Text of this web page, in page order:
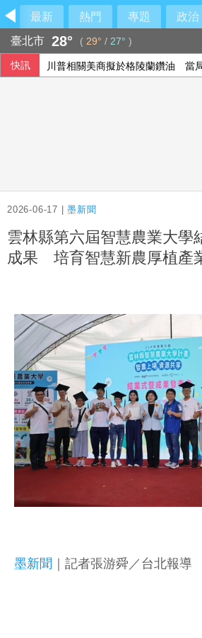
最新 熱門 專題 政治
臺北市 28° ( 29° / 27° )
快訊 川普相關美商擬於格陵蘭鑽油 當
2026-06-17 |墨新聞
雲林縣第六屆智慧農業大學
成果 培育智慧新農厚植產
墨新聞 ｜記者張游舜／台北報導